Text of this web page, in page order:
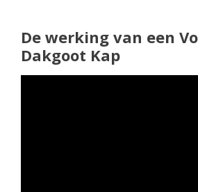
De werking van een
Dakgoot Kap